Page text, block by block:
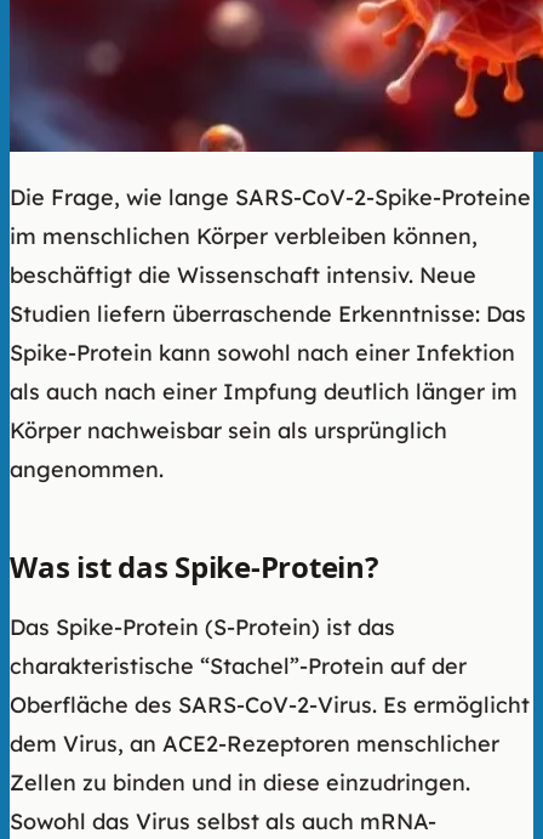
Die Frage, wie lange SARS-CoV-2-Spike-Proteine
im menschlichen Körper verbleiben können,
beschäftigt die Wissenschaft intensiv. Neue
Studien liefern überraschende Erkenntnisse: Das
Spike-Protein kann sowohl nach einer Infektion
als auch nach einer Impfung deutlich länger im
Körper nachweisbar sein als ursprünglich
angenommen.
Was ist das Spike-Protein?
Das Spike-Protein (S-Protein) ist das
charakteristische “Stachel”-Protein auf der
Oberfläche des SARS-CoV-2-Virus. Es ermöglicht
dem Virus, an ACE2-Rezeptoren menschlicher
Zellen zu binden und in diese einzudringen.
Sowohl das Virus selbst als auch mRNA-